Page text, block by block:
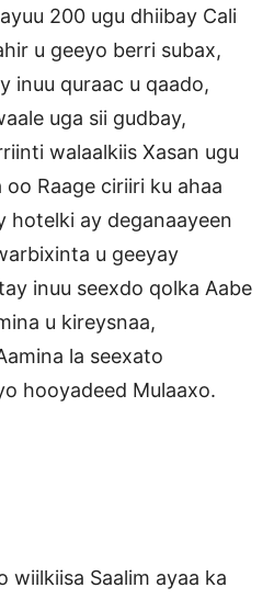
200 ugu dhiibay Cali
u geeyo berri subax,
inuu quraac u qaado,
uga sii gudbay,
walaalkiis Xasan ugu
Raage ciriiri ku ahaa
hotelki ay deganaayeen
u geeyay
inuu seexdo qolka Aabe
u kireysnaa,
la seexato
hooyadeed Mulaaxo.
wiilkiisa Saalim ayaa ka